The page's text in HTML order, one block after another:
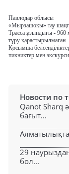
Павлодар облысы
«Мырзашоқы» тау
Трасса ұзындығы - 960
тұру қарастырылмаған.
Қосымша
пикниктер мен
Новости по
Qanot Sharq
бағыт...
29
бол...